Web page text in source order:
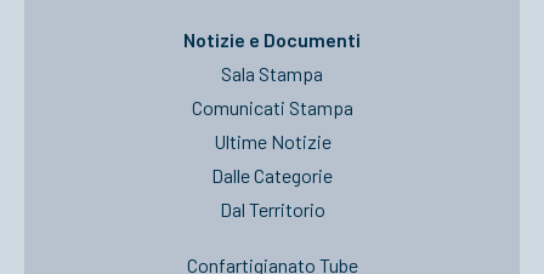
Notizie e Documenti
Sala Stampa
Comunicati Stampa
Ultime Notizie
Dalle Categorie
Dal Territorio
Confartigianato Tube